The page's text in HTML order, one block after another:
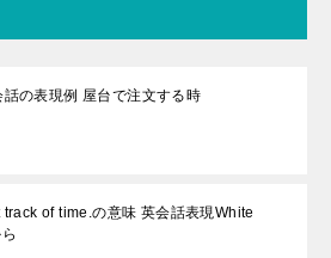
話の表現例 屋台で注文する時
of time.の意味 英会話表現White